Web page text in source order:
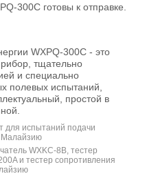
для испытаний подачи
Малайзию
WXKC-8B, тестер
и тестер сопротивления